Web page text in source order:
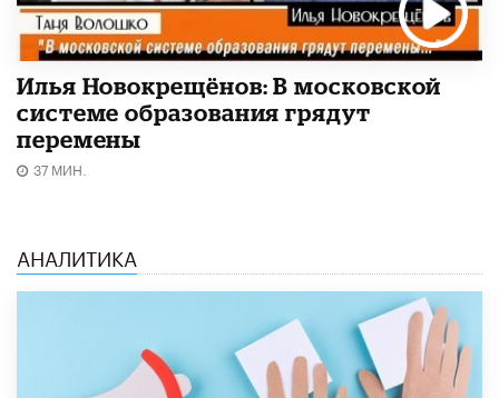
Илья Новокрещёнов: В московской
системе образования грядут
перемены
37 МИН.
АНАЛИТИКА